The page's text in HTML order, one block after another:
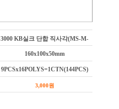
3000 KB실크 단합 직사각(MS-M-
211)
160x100x50mm
9PCSx16POLYS=1CTN(144PCS)
3,000원